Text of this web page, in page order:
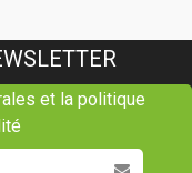
et la politique